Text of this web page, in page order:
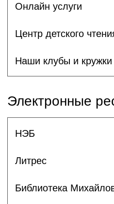
Онлайн услуги
Центр детского
Наши клубы и кружки
Электронные
НЭБ
Литрес
Библиотека